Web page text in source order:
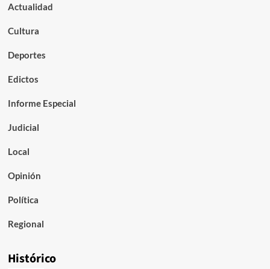
Actualidad
Cultura
Deportes
Edictos
Informe Especial
Judicial
Local
Opinión
Política
Regional
Histórico